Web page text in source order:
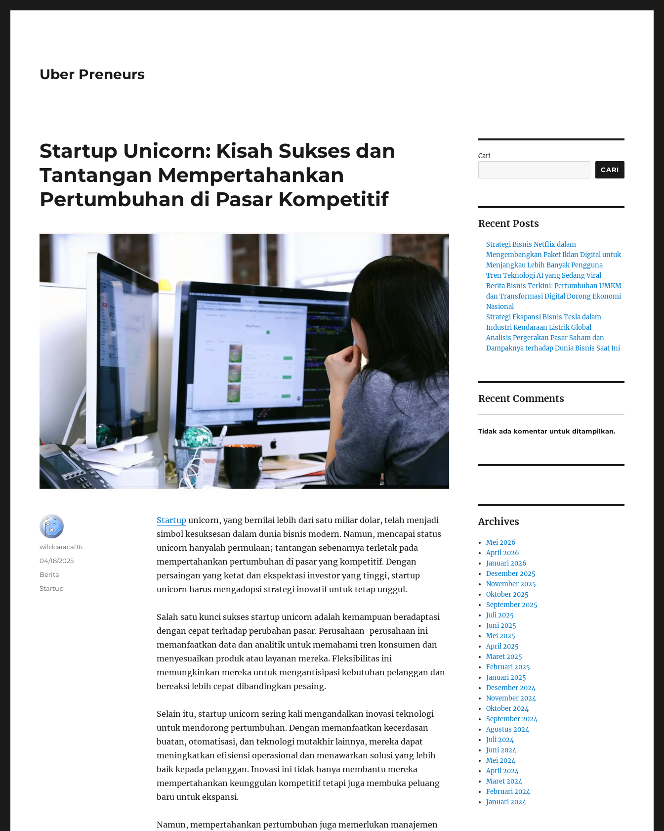
Uber Preneurs
Startup Unicorn: Kisah Sukses dan
Tantangan Mempertahankan
Pertumbuhan di Pasar Kompetitif
Startupunicorn, yang bernilai lebih dari satu miliar dolar, telah menjadi
simbol kesuksesan dalam dunia bisnis modern. Namun, mencapai status
unicorn hanyalah permulaan; tantangan sebenarnya terletak pada
mempertahankan pertumbuhan di pasar yang kompetitif. Dengan
persaingan yang ketat dan ekspektasi investor yang tinggi, startup
unicorn harus mengadopsi strategi inovatif untuk tetap unggul.
Salah satu kunci sukses startup unicorn adalah kemampuan beradaptasi
dengan cepat terhadap perubahan pasar. Perusahaan-perusahaan ini
memanfaatkan data dan analitik untuk memahami tren konsumen dan
menyesuaikan produk atau layanan mereka. Fleksibilitas ini
memungkinkan mereka untuk mengantisipasi kebutuhan pelanggan dan
bereaksi lebih cepat dibandingkan pesaing.
Selain itu, startup unicorn sering kali mengandalkan inovasi teknologi
untuk mendorong pertumbuhan. Dengan memanfaatkan kecerdasan
buatan, otomatisasi, dan teknologi mutakhir lainnya, mereka dapat
meningkatkan efisiensi operasional dan menawarkan solusi yang lebih
baik kepada pelanggan. Inovasi ini tidak hanya membantu mereka
mempertahankan keunggulan kompetitif tetapi juga membuka peluang
baru untuk ekspansi.
Namun, mempertahankan pertumbuhan juga memerlukan manajemen
Author
wildcaracal16
Posted
04/18/2025
Categories
Berita
Tags
Startup
Cari
CARI
Recent Posts
Strategi Bisnis Netflix dalam
Mengembangkan Paket Iklan Digital untuk
Menjangkau Lebih Banyak Pengguna
Tren Teknologi AI yang Sedang Viral
Berita Bisnis Terkini: Pertumbuhan UMKM
dan Transformasi Digital Dorong Ekonomi
Nasional
Strategi Ekspansi Bisnis Tesla dalam
Industri Kendaraan Listrik Global
Analisis Pergerakan Pasar Saham dan
Dampaknya terhadap Dunia Bisnis Saat Ini
Recent Comments
Tidak ada komentar untuk ditampilkan.
Archives
Mei 2026
April 2026
Januari 2026
Desember 2025
November 2025
Oktober 2025
September 2025
Juli 2025
Juni 2025
Mei 2025
April 2025
Maret 2025
Februari 2025
Januari 2025
Desember 2024
November 2024
Oktober 2024
September 2024
Agustus 2024
Juli 2024
Juni 2024
Mei 2024
April 2024
Maret 2024
Februari 2024
Januari 2024